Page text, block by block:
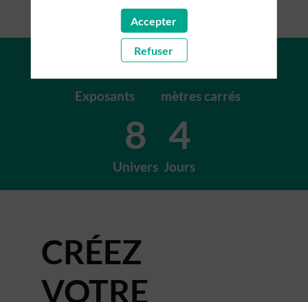
+200
Exposants
+15K
mètres carrés
8
Univers
4
Jours
CRÉEZ
VOTRE
Accepter
Refuser